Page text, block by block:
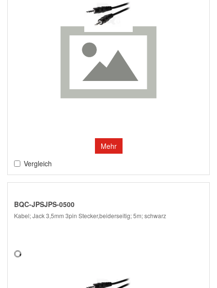
Mehr
Vergleich
BQC-JPSJPS-0500
Kabel; Jack 3,5mm 3pin Stecker,beiderseitig; 5m; schwarz